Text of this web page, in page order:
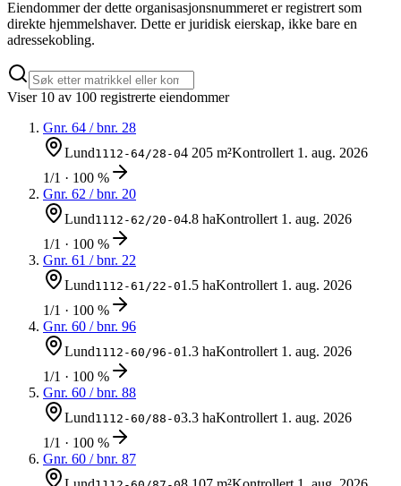
Eiendommer der dette organisasjonsnummeret er registrert som
direkte hjemmelshaver. Dette er juridisk eierskap, ikke bare en
adressekobling.
Viser 10 av 100 registrerte eiendommer
Gnr. 64 / bnr. 28
Lund1112-64/28-04 205 m²Kontrollert 1. aug. 2026
1/1 · 100 %
Gnr. 62 / bnr. 20
Lund1112-62/20-04.8 haKontrollert 1. aug. 2026
1/1 · 100 %
Gnr. 61 / bnr. 22
Lund1112-61/22-01.5 haKontrollert 1. aug. 2026
1/1 · 100 %
Gnr. 60 / bnr. 96
Lund1112-60/96-01.3 haKontrollert 1. aug. 2026
1/1 · 100 %
Gnr. 60 / bnr. 88
Lund1112-60/88-03.3 haKontrollert 1. aug. 2026
1/1 · 100 %
Gnr. 60 / bnr. 87